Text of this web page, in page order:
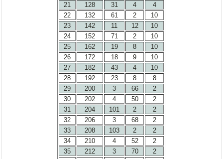
21
128 31 4
4
22
132 61 2
10
23
142 11 12
10
24
152 71 2
10
25
162 19 8
10
26
172 18 9
10
27
182 43 4
10
28
192 23 8
8
29
200 3 66
2
30
202 4 50
2
31
204 101 2
2
32
206 3 68
2
33
208 103 2
2
34
210 4 52
2
35
212 3 70
2